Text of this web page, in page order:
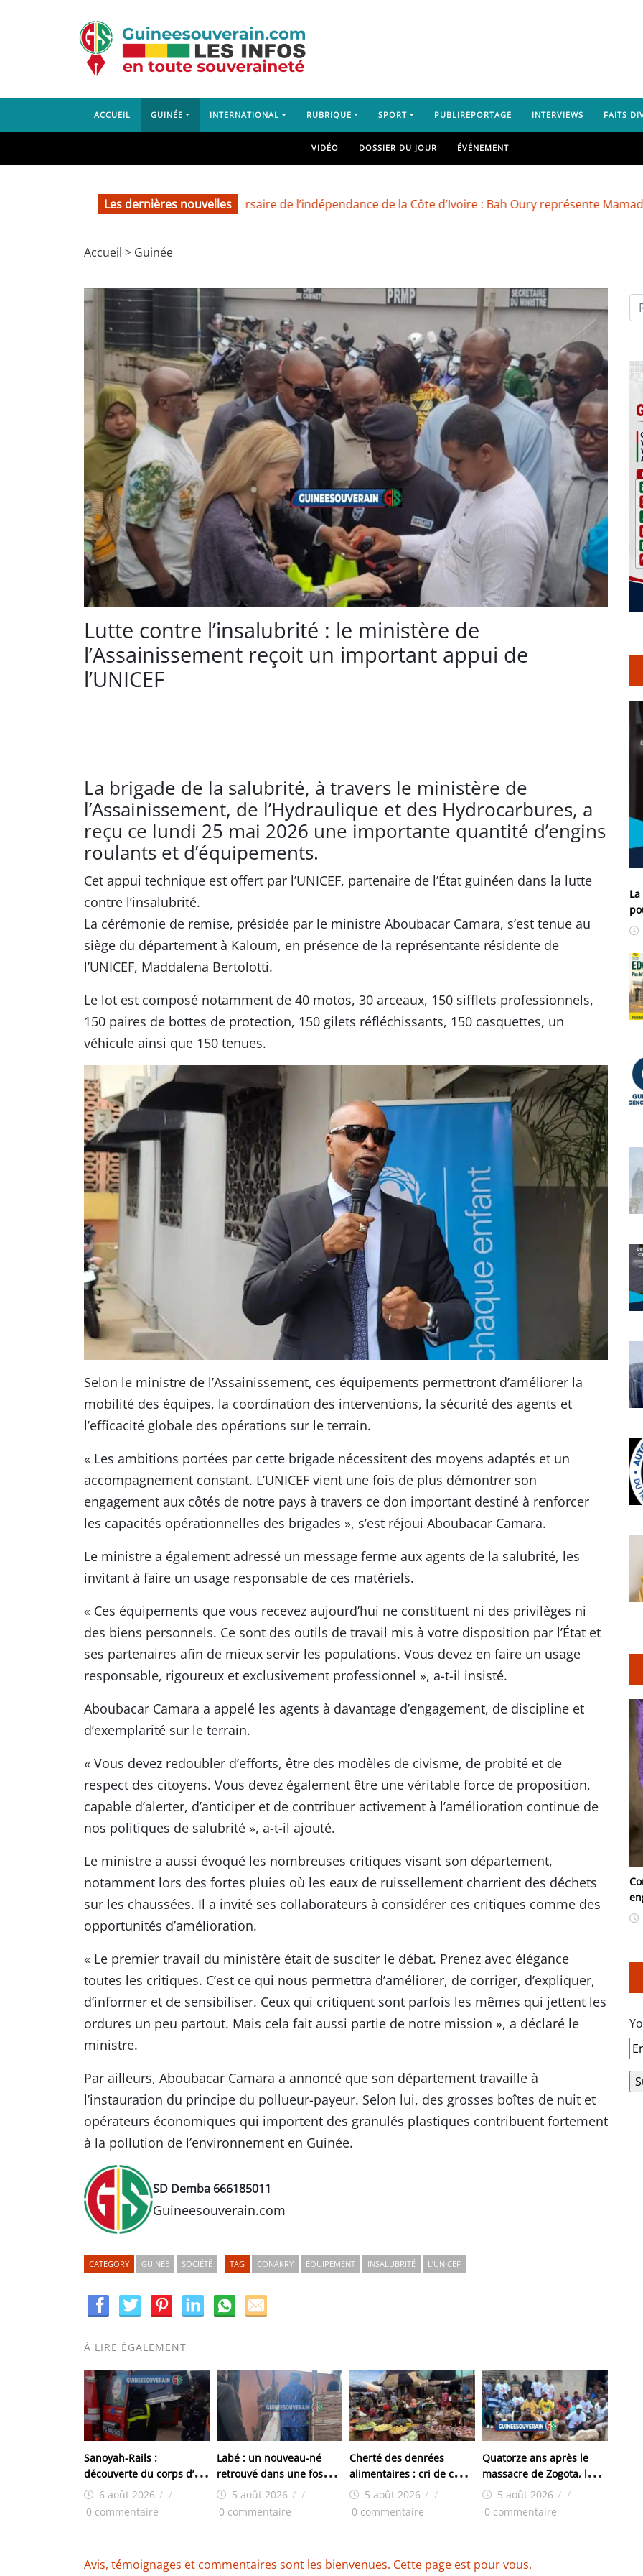
ACCUEIL GUINÉE INTERNATIONAL RUBRIQUE SPORT PUBLIREPORTAGE INTERVIEWS FAITS
VIDÉO DOSSIER DU JOUR ÉVÉNEMENT
Les dernières nouvelles
66e anniversaire de l’indépendance de la Côte d’Ivoire : Bah Oury représente Mamadi
Accueil > Guinée
Lutte contre l’insalubrité : le ministère de
l’Assainissement reçoit un important appui de
l’UNICEF
La brigade de la salubrité, à travers le ministère de
l’Assainissement, de l’Hydraulique et des Hydrocarbures, a
reçu ce lundi 25 mai 2026 une importante quantité d’engins
roulants et d’équipements.
Cet appui technique est offert par l’UNICEF, partenaire de l’État guinéen dans la lutte
contre l’insalubrité.
La cérémonie de remise, présidée par le ministre Aboubacar Camara, s’est tenue au
siège du département à Kaloum, en présence de la représentante résidente de
l’UNICEF, Maddalena Bertolotti.
Le lot est composé notamment de 40 motos, 30 arceaux, 150 sifflets professionnels,
150 paires de bottes de protection, 150 gilets réfléchissants, 150 casquettes, un
véhicule ainsi que 150 tenues.
Selon le ministre de l’Assainissement, ces équipements permettront d’améliorer la
mobilité des équipes, la coordination des interventions, la sécurité des agents et
l’efficacité globale des opérations sur le terrain.
« Les ambitions portées par cette brigade nécessitent des moyens adaptés et un
accompagnement constant. L’UNICEF vient une fois de plus démontrer son
engagement aux côtés de notre pays à travers ce don important destiné à renforcer
les capacités opérationnelles des brigades », s’est réjoui Aboubacar Camara.
Le ministre a également adressé un message ferme aux agents de la salubrité, les
invitant à faire un usage responsable de ces matériels.
« Ces équipements que vous recevez aujourd’hui ne constituent ni des privilèges ni
des biens personnels. Ce sont des outils de travail mis à votre disposition par l’État et
ses partenaires afin de mieux servir les populations. Vous devez en faire un usage
responsable, rigoureux et exclusivement professionnel », a-t-il insisté.
Aboubacar Camara a appelé les agents à davantage d’engagement, de discipline et
d’exemplarité sur le terrain.
« Vous devez redoubler d’efforts, être des modèles de civisme, de probité et de
respect des citoyens. Vous devez également être une véritable force de proposition,
capable d’alerter, d’anticiper et de contribuer activement à l’amélioration continue de
nos politiques de salubrité », a-t-il ajouté.
Le ministre a aussi évoqué les nombreuses critiques visant son département,
notamment lors des fortes pluies où les eaux de ruissellement charrient des déchets
sur les chaussées. Il a invité ses collaborateurs à considérer ces critiques comme des
opportunités d’amélioration.
« Le premier travail du ministère était de susciter le débat. Prenez avec élégance
toutes les critiques. C’est ce qui nous permettra d’améliorer, de corriger, d’expliquer,
d’informer et de sensibiliser. Ceux qui critiquent sont parfois les mêmes qui jettent les
ordures un peu partout. Mais cela fait aussi partie de notre mission », a déclaré le
ministre.
Par ailleurs, Aboubacar Camara a annoncé que son département travaille à
l’instauration du principe du pollueur-payeur. Selon lui, des grosses boîtes de nuit et
opérateurs économiques qui importent des granulés plastiques contribuent fortement
à la pollution de l’environnement en Guinée.
SD Demba 666185011
Guineesouverain.com
CATEGORY GUINÉE SOCIÉTÉ TAG CONAKRY ÉQUIPEMENT INSALUBRITÉ L’UNICEF
À LIRE ÉGALEMENT
Sanoyah-Rails :
découverte du corps d’un
Libérien, le doute plane
6 août 2026 / /
0 commentaire
Labé : un nouveau-né
retrouvé dans une fosse
septique à Doghora
5 août 2026 / /
0 commentaire
Cherté des denrées
alimentaires : cri de cœur
des femmes du marché
de Yembeya
5 août 2026 / /
0 commentaire
Quatorze ans après le
massacre de Zogota, les
familles des victimes
réclament toujours
5 août 2026 / /
0 commentaire
Avis, témoignages et commentaires sont les bienvenues. Cette page est pour vous.